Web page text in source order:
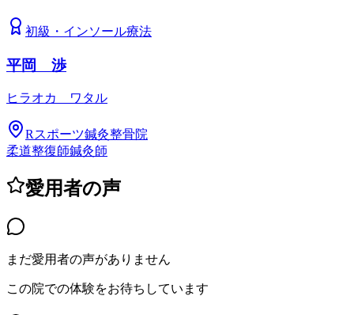
初級 ・ インソール療法
平岡 渉
ヒラオカ ワタル
Rスポーツ鍼灸整骨院
柔道整復師鍼灸師
愛用者の声
まだ愛用者の声がありません
この院での体験をお待ちしています